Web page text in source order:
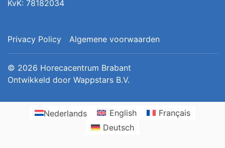
KvK: 78182034
Privacy Policy Algemene voorwaarden
© 2026 Horecacentrum Brabant
Ontwikkeld door Wappstars B.V.
Nederlands English
Français
Deutsch